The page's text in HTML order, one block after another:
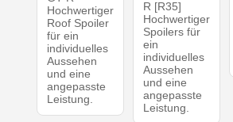
Hochwertiger
Roof Spoiler
für ein
individuelles
Aussehen
und eine
angepasste
Leistung.
R [R35]
Hochwertiger
Spoilers für
ein
individuelles
Aussehen
und eine
angepasste
Leistung.